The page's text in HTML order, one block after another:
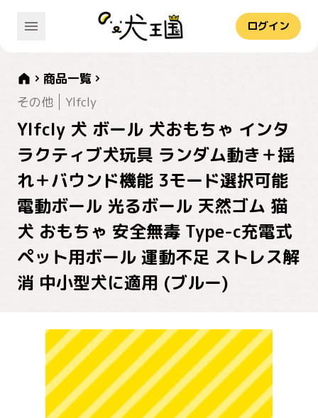
ログイン
商品一覧
その他
Ylfcly
Ylfcly 犬 ボール 犬おもちゃ インタ
ラクティブ犬玩具 ランダム動き＋揺
れ＋バウンド機能 3モード選択可能
電動ボール 光るボール 天然ゴム 猫
犬 おもちゃ 安全無毒 Type-c充電式
ペット用ボール 運動不足 ストレス解
消 中小型犬に適用 (ブルー)